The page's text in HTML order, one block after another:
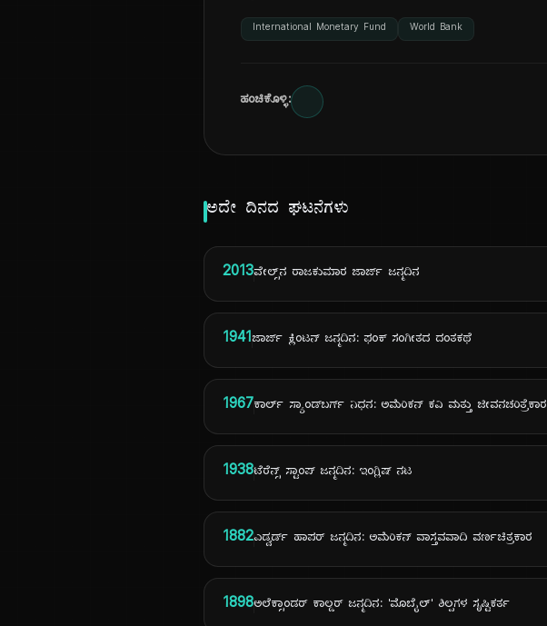
International Monetary Fund World Bank
ಹಂಚಿಕೊಳ್ಳಿ:
ಅದೇ ದಿನದ ಘಟನೆಗಳು
2013ವೇಲ್ಸ್‌ನ ರಾಜಕುಮಾರ ಜಾರ್ಜ್ ಜನ್ಮದಿನ
1941ಜಾರ್ಜ್ ಕ್ಲಿಂಟನ್ ಜನ್ಮದಿನ: ಫಂಕ್ ಸಂಗೀತದ ದಂತಕಥೆ
1967ಕಾರ್ಲ್ ಸ್ಯಾಂಡ್‌ಬರ್ಗ್ ನಿಧನ: ಅಮೆರಿಕನ್ ಕವಿ ಮತ್ತು ಜೀವನಚರಿತ್ರೆಕಾರ
1938ಟೆರೆನ್ಸ್ ಸ್ಟಾಂಪ್ ಜನ್ಮದಿನ: ಇಂಗ್ಲಿಷ್ ನಟ
1882ಎಡ್ವರ್ಡ್ ಹಾಪರ್ ಜನ್ಮದಿನ: ಅಮೆರಿಕನ್ ವಾಸ್ತವವಾದಿ ವರ್ಣಚಿತ್ರಕಾರ
1898ಅಲೆಕ್ಸಾಂಡರ್ ಕಾಲ್ಡರ್ ಜನ್ಮದಿನ: 'ಮೊಬೈಲ್' ಶಿಲ್ಪಗಳ ಸೃಷ್ಟಿಕರ್ತ